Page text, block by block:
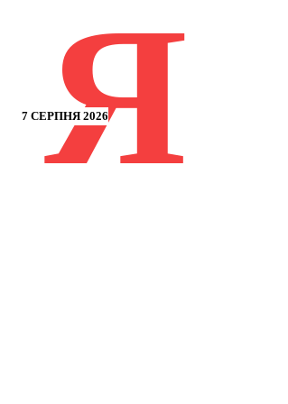
7 СЕРПНЯ 2026
Я